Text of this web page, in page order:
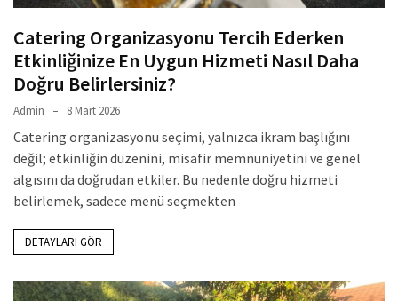
Catering Organizasyonu Tercih Ederken
Etkinliğinize En Uygun Hizmeti Nasıl Daha
Doğru Belirlersiniz?
Admin 8 Mart 2026
Catering organizasyonu seçimi, yalnızca ikram başlığını
değil; etkinliğin düzenini, misafir memnuniyetini ve genel
algısını da doğrudan etkiler. Bu nedenle doğru hizmeti
belirlemek, sadece menü seçmekten
DETAYLARI GÖR